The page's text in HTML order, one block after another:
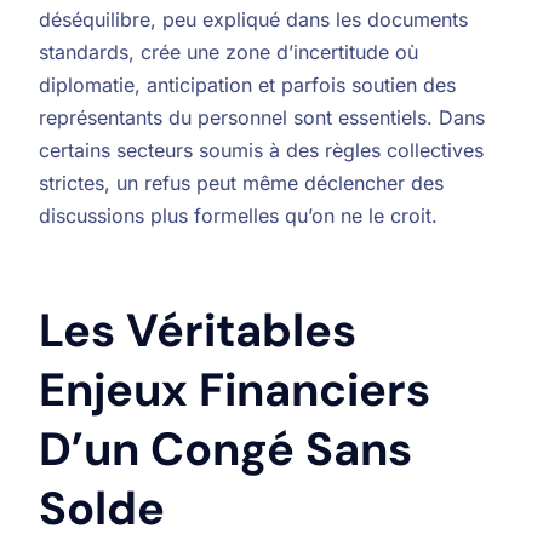
déséquilibre, peu expliqué dans les documents
standards, crée une zone d’incertitude où
diplomatie, anticipation et parfois soutien des
représentants du personnel sont essentiels. Dans
certains secteurs soumis à des règles collectives
strictes, un refus peut même déclencher des
discussions plus formelles qu’on ne le croit.
Les Véritables
Enjeux Financiers
D’un Congé Sans
Solde